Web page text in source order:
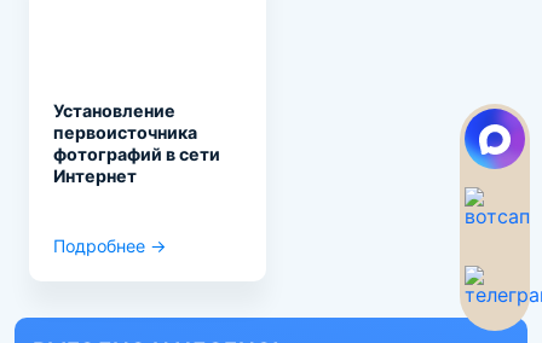
Установление
первоисточника
фотографий в сети
Интернет
Подробнее →